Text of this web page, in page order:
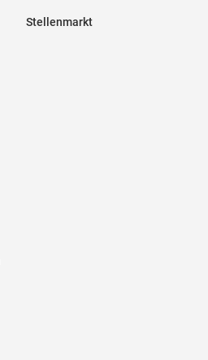
Stellenmarkt